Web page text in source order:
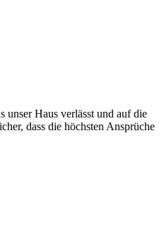
unser Haus verlässt und auf die
dass die höchsten Ansprüche